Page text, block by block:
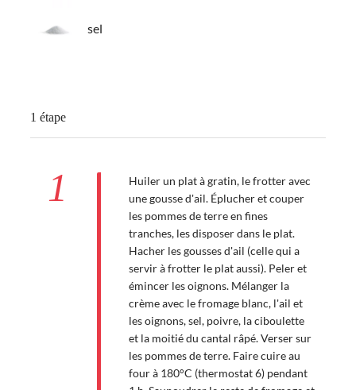
sel
1 étape
1
Huiler un plat à gratin, le frotter avec
une gousse d'ail. Éplucher et couper
les pommes de terre en fines
tranches, les disposer dans le plat.
Hacher les gousses d'ail (celle qui a
servir à frotter le plat aussi). Peler et
émincer les oignons. Mélanger la
crème avec le fromage blanc, l'ail et
les oignons, sel, poivre, la ciboulette
et la moitié du cantal râpé. Verser sur
les pommes de terre. Faire cuire au
four à 180°C (thermostat 6) pendant